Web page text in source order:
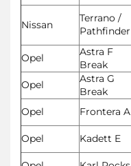
Nissan
Terrano /
Pathfinder
Opel
Astra F
Break
Opel
Astra G
Break
Opel
Frontera A
Opel
Kadett E